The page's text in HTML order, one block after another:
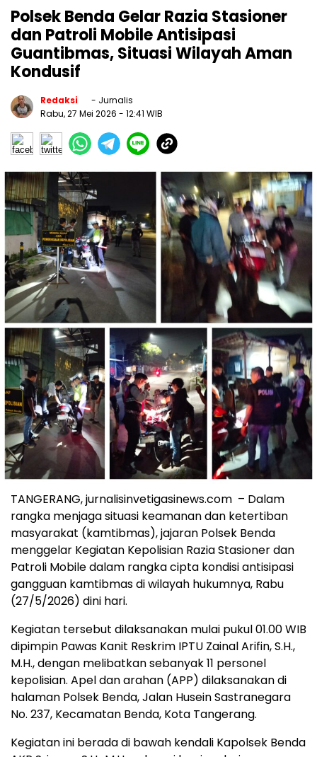
Polsek Benda Gelar Razia Stasioner
dan Patroli Mobile Antisipasi
Guantibmas, Situasi Wilayah Aman
Kondusif
Redaksi
- Jurnalis
Rabu, 27 Mei 2026 - 12:41 WIB
TANGERANG, jurnalisinvetigasinews.com – Dalam
rangka menjaga situasi keamanan dan ketertiban
masyarakat (kamtibmas), jajaran Polsek Benda
menggelar Kegiatan Kepolisian Razia Stasioner dan
Patroli Mobile dalam rangka cipta kondisi antisipasi
gangguan kamtibmas di wilayah hukumnya, Rabu
(27/5/2026) dini hari.
Kegiatan tersebut dilaksanakan mulai pukul 01.00 WIB
dipimpin Pawas Kanit Reskrim IPTU Zainal Arifin, S.H.,
M.H., dengan melibatkan sebanyak 11 personel
kepolisian. Apel dan arahan (APP) dilaksanakan di
halaman Polsek Benda, Jalan Husein Sastranegara
No. 237, Kecamatan Benda, Kota Tangerang.
Kegiatan ini berada di bawah kendali Kapolsek Benda